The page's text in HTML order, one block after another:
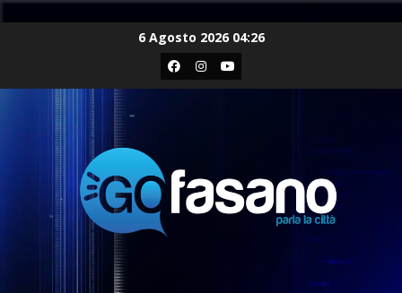
6 Agosto 2026 04:26
Facebook
Instagram
Youtube